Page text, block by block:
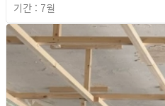
기간 : 7월